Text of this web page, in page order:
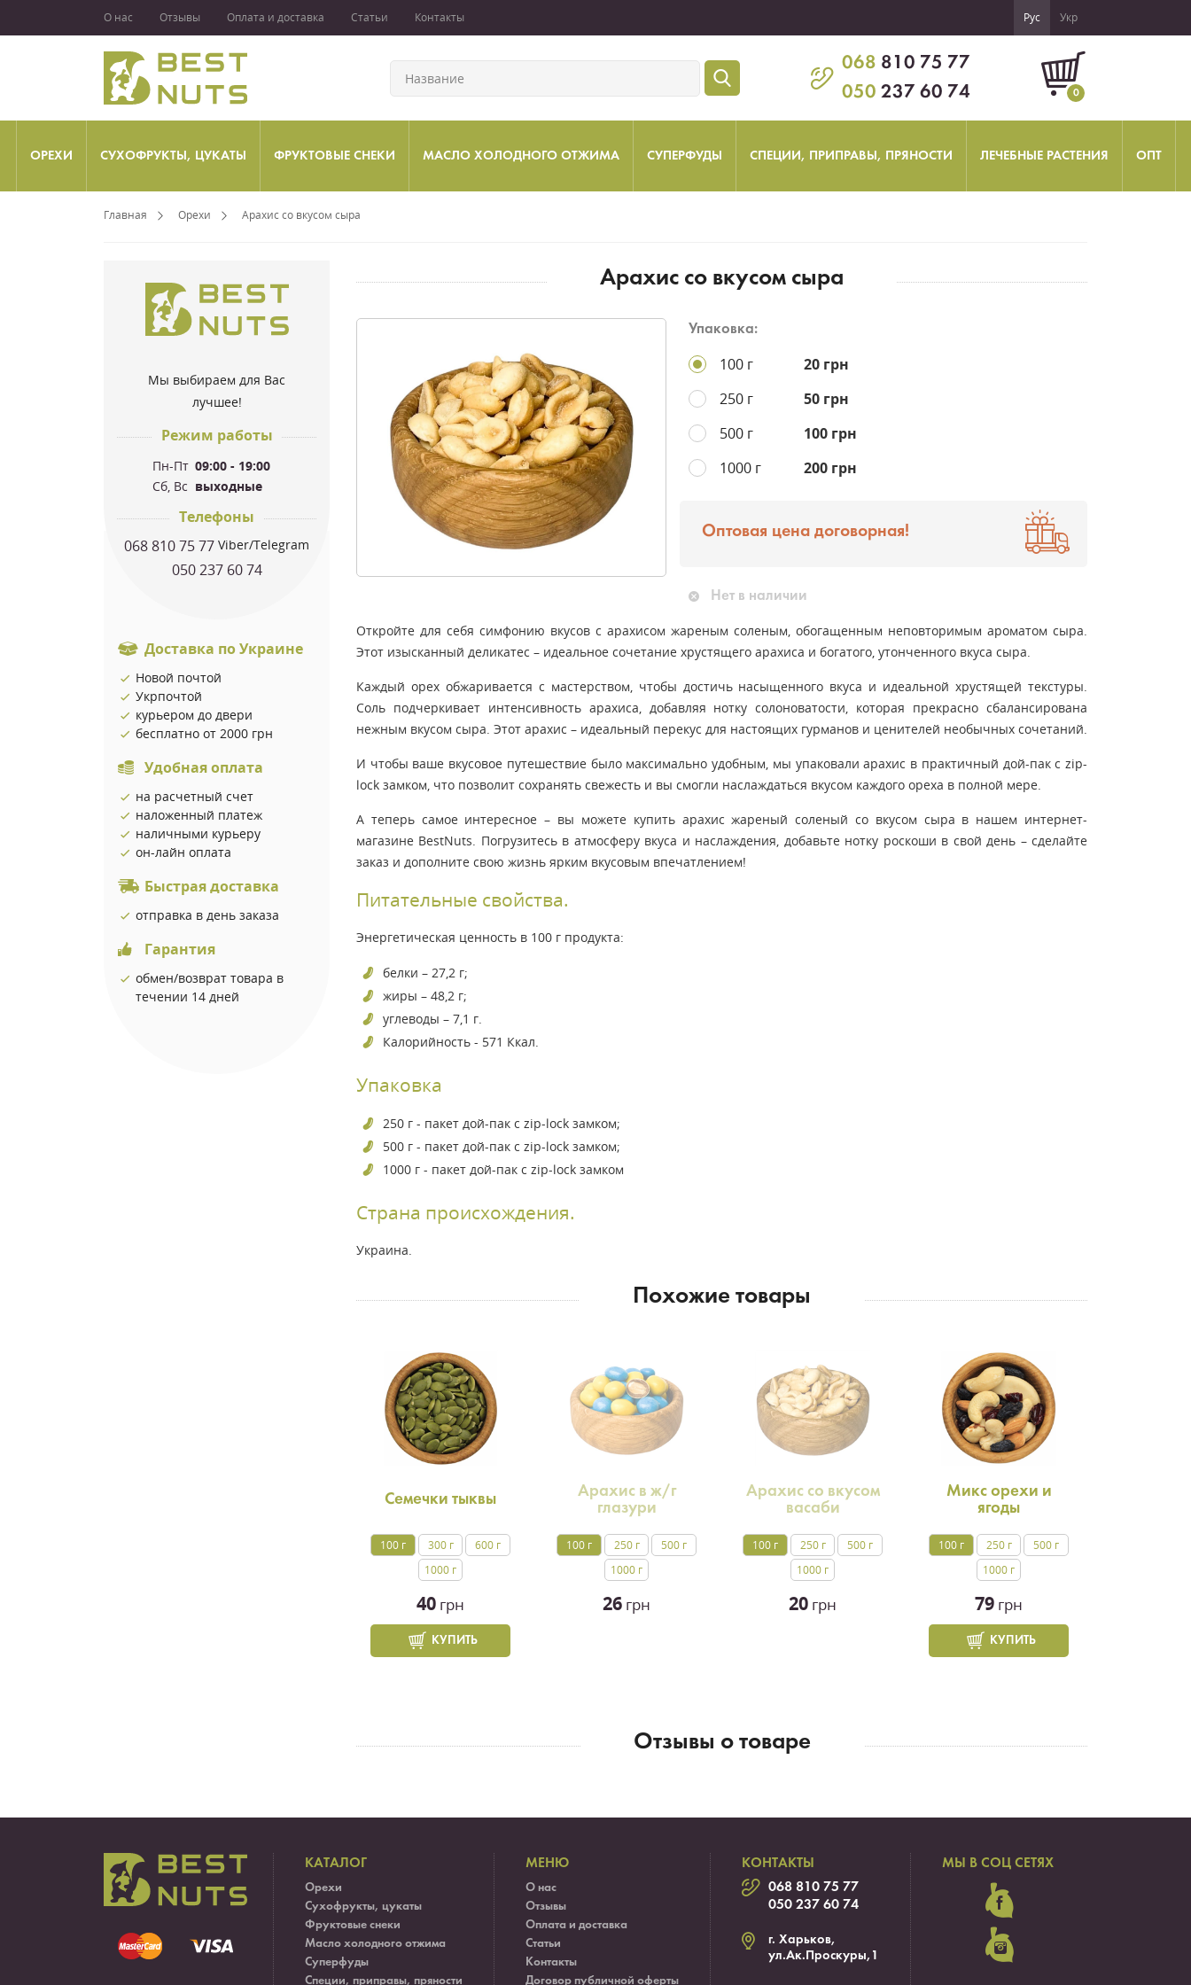
О нас Отзывы Оплата и доставка Статьи Контакты Рус Укр
068 810 75 77
050 237 60 74 0
ОРЕХИ СУХОФРУКТЫ, ЦУКАТЫ ФРУКТОВЫЕ СНЕКИ МАСЛО ХОЛОДНОГО ОТЖИМА СУПЕРФУДЫ СПЕЦИИ, ПРИПРАВЫ, ПРЯНОСТИ ЛЕЧЕБНЫЕ РАСТЕНИЯ ОПТ
Главная Орехи Арахис со вкусом сыра
Мы выбираем для Вас
лучшее!
Режим работы
Пн-Пт 09:00 - 19:00
Сб, Вс выходные
Телефоны
068 810 75 77 Viber/Telegram
050 237 60 74
Доставка по Украине
Новой почтой
Укрпочтой
курьером до двери
бесплатно от 2000 грн
Удобная оплата
на расчетный счет
наложенный платеж
наличными курьеру
он-лайн оплата
Быстрая доставка
отправка в день заказа
Гарантия
обмен/возврат товара в
течении 14 дней
Арахис со вкусом сыра
Упаковка:
100 г
20 грн
250 г
50 грн
500 г
100 грн
1000 г
200 грн
Оптовая цена договорная!
Нет в наличии
Откройте для себя симфонию вкусов с арахисом жареным соленым, обогащенным неповторимым ароматом сыра.
Этот изысканный деликатес – идеальное сочетание хрустящего арахиса и богатого, утонченного вкуса сыра.
Каждый орех обжаривается с мастерством, чтобы достичь насыщенного вкуса и идеальной хрустящей текстуры.
Соль подчеркивает интенсивность арахиса, добавляя нотку солоноватости, которая прекрасно сбалансирована
нежным вкусом сыра. Этот арахис – идеальный перекус для настоящих гурманов и ценителей необычных сочетаний.
И чтобы ваше вкусовое путешествие было максимально удобным, мы упаковали арахис в практичный дой-пак с zip-
lock замком, что позволит сохранять свежесть и вы смогли наслаждаться вкусом каждого ореха в полной мере.
А теперь самое интересное – вы можете купить арахис жареный соленый со вкусом сыра в нашем интернет-
магазине BestNuts. Погрузитесь в атмосферу вкуса и наслаждения, добавьте нотку роскоши в свой день – сделайте
заказ и дополните свою жизнь ярким вкусовым впечатлением!
Питательные свойства.
Энергетическая ценность в 100 г продукта:
белки – 27,2 г;
жиры – 48,2 г;
углеводы – 7,1 г.
Калорийность - 571 Ккал.
Упаковка
250 г - пакет дой-пак с zip-lock замком;
500 г - пакет дой-пак с zip-lock замком;
1000 г - пакет дой-пак с zip-lock замком
Страна происхождения.
Украина.
Похожие товары
Семечки тыквы
100 г 300 г
600 г
1000 г
40 грн
КУПИТЬ
Арахис в ж/г
глазури
100 г 250 г
500 г
1000 г
26 грн
Арахис со вкусом
васаби
100 г 250 г
500 г
1000 г
20 грн
Микс орехи и
ягоды
100 г 250 г
500 г
1000 г
79 грн
КУПИТЬ
Отзывы о товаре
КАТАЛОГ
Орехи
Сухофрукты, цукаты
Фруктовые снеки
Масло холодного отжима
Суперфуды
Специи, приправы, пряности
МЕНЮ
О нас
Отзывы
Оплата и доставка
Статьи
Контакты
Договор публичной оферты
КОНТАКТЫ
068 810 75 77
050 237 60 74
г. Харьков,
ул.Ак.Проскуры,1
МЫ В СОЦ СЕТЯХ